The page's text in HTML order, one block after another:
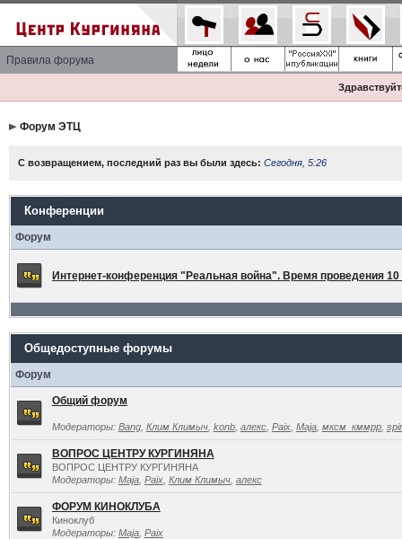
Правила форума
Форум ЭТЦ
С возвращением, последний раз вы были здесь: Сегодня, 5:26
Конференции
Форум
Интернет-конференция "Реальная война". Время проведения 10
Общедоступные форумы
Форум
Общий форум
Модераторы: Bang, Клим Климыч, konb, алекс, Paix, Maja, мксм_кммрр,
ВОПРОС ЦЕНТРУ КУРГИНЯНА
ВОПРОС ЦЕНТРУ КУРГИНЯНА
Модераторы: Maja, Paix, Клим Климыч, алекс
ФОРУМ КИНОКЛУБА
Киноклуб
Модераторы: Maja, Paix